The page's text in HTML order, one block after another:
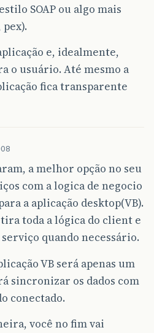
SOAP ou algo mais
pex).
e, idealmente,
o usuário. Até mesmo a
fica transparente
a melhor opção no seu
com a logica de negocio
a aplicação desktop(VB).
toda a lógica do client e
quando necessário.
VB será apenas um
sincronizar os dados com
conectado.
você no fim vai